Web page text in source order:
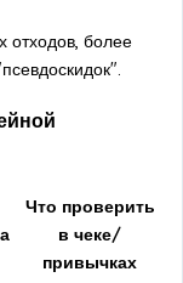
более
Что проверить
в чеке/
привычках